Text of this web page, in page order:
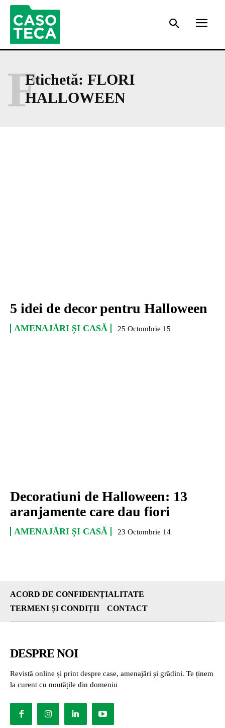
Etichetă: FLORI
HALLOWEEN
F
5 idei de decor pentru Halloween
AMENAJĂRI ȘI CASĂ 25 Octombrie 15
Decoratiuni de Halloween: 13
aranjamente care dau fiori
AMENAJĂRI ȘI CASĂ 23 Octombrie 14
ACORD DE CONFIDENȚIALITATE
TERMENI ȘI CONDIȚII
CONTACT
DESPRE NOI
Revistă online și print despre case, amenajări și grădini. Te ținem
la curent cu noutățile din domeniu